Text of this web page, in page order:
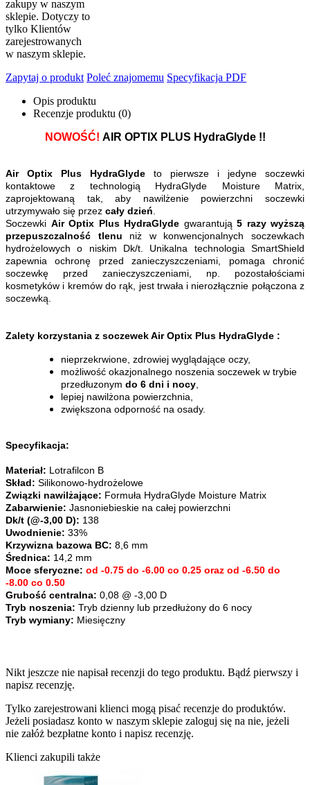
zakupy w naszym
sklepie. Dotyczy to
tylko Klientów
zarejestrowanych
w naszym sklepie.
Zapytaj o produkt Poleć znajomemu Specyfikacja PDF
Opis produktu
Recenzje produktu (0)
NOWOŚĆ! AIR OPTIX PLUS HydraGlyde !!
Air Optix Plus HydraGlyde to pierwsze i jedyne soczewki
kontaktowe z technologią HydraGlyde Moisture Matrix,
zaprojektowaną tak, aby nawilżenie powierzchni soczewki
utrzymywało się przez cały dzień
Soczewki Air Optix Plus HydraGlyde gwarantują 5 razy wyższą
przepuszczalność tlenu niż w konwencjonalnych soczewkach
hydrożelowych o niskim Dk/t. Unikalna technologia SmartShield
zapewnia ochronę przed zanieczyszczeniami, pomaga chronić
soczewkę przed zanieczyszczeniami, np. pozostałościami
kosmetyków i kremów do rąk, jest trwała i nierozłącznie połączona z
soczewką.
Zalety korzystania z soczewek Air Optix Plus HydraGlyde :
nieprzekrwione, zdrowiej wyglądające oczy,
możliwość okazjonalnego noszenia soczewek w trybie
przedłuzonym do 6 dni i nocy
lepiej nawilżona powierzchnia,
zwiększona odporność na osady.
Specyfikacja:
Materiał: Lotrafilcon B
Skład: Silikonowo-hydrożelowe
Związki nawilżające: Formuła HydraGlyde Moisture Matrix
Zabarwienie: Jasnoniebieskie na całej powierzchni
Dk/t (@-3,00 D): 138
Uwodnienie: 33%
Krzywizna bazowa BC: 8,6 mm
Średnica: 14,2 mm
Moce sferyczne: od -0.75 do -6.00 co 0.25 oraz od -6.50 do
-8.00 co 0.50
Grubość centralna: 0,08 @ -3,00 D
Tryb noszenia: Tryb dzienny lub przedłużony do 6 nocy
Tryb wymiany: Miesięczny
Nikt jeszcze nie napisał recenzji do tego produktu. Bądź pierwszy i
napisz recenzję.
Tylko zarejestrowani klienci mogą pisać recenzje do produktów.
Jeżeli posiadasz konto w naszym sklepie zaloguj się na nie, jeżeli
nie załóż bezpłatne konto i napisz recenzję.
Klienci zakupili także